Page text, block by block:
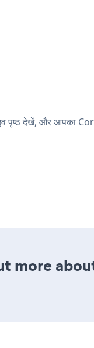
पृष्ठ देखें, और आपका
more